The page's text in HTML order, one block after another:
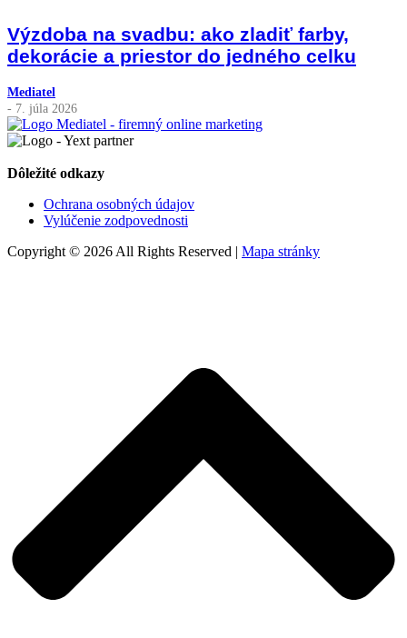
Výzdoba na svadbu: ako zladiť farby,
dekorácie a priestor do jedného celku
Mediatel
- 7. júla 2026
Dôležité odkazy
Ochrana osobných údajov
Vylúčenie zodpovednosti
Copyright © 2026 All Rights Reserved | Mapa stránky